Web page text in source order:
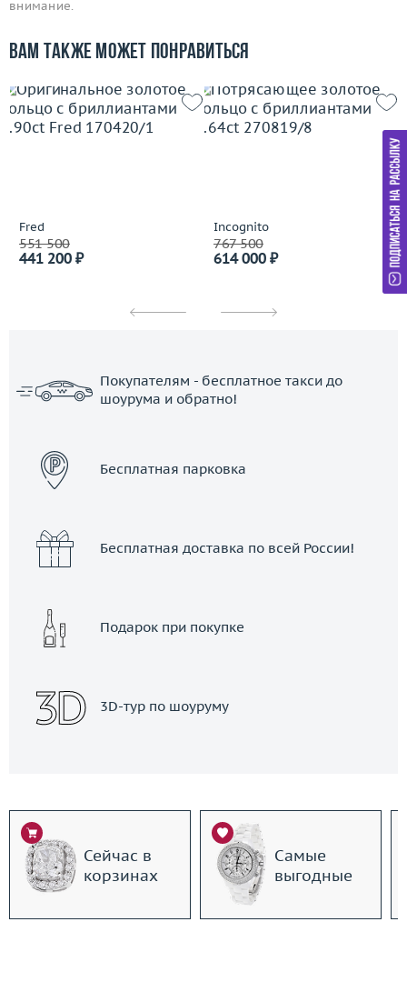
внимание.
Вам также может понравиться
Fred
551 500
441 200 ₽
Incognito
767 500
614 000 ₽
Покупателям - бесплатное такси до
шоурума и обратно!
Бесплатная парковка
Бесплатная доставка по всей России!
Подарок при покупке
3D-тур по шоуруму
Сейчас в
корзинах
Самые
выгодные